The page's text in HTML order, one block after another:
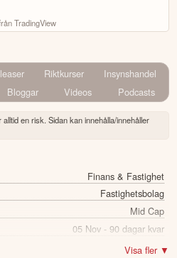
TradingView
Riktkurser
Insynshandel
Bloggar Videos Podcasts
en risk. Sidan kan innehålla/innehåller
Finans & Fastighet
Fastighetsbolag
Mid Cap
05 Nov - 90 dagar kvar
Ja
Visa fler ▼